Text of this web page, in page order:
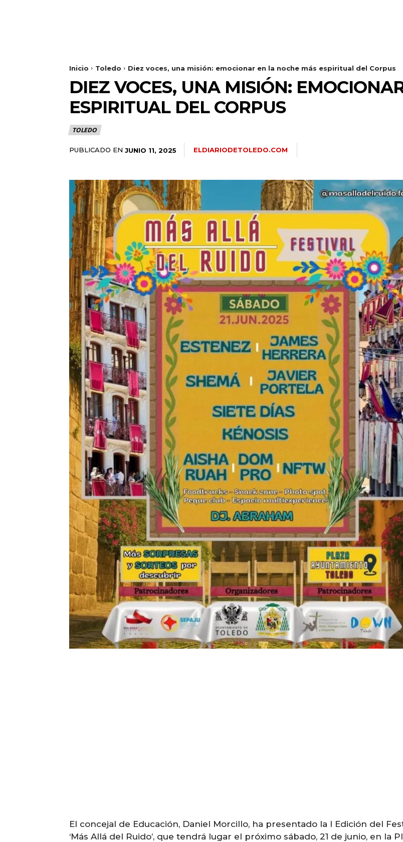
Inicio Toledo Diez voces, una misión: emocionar en la noche más espiritual del Corpus
DIEZ VOCES, UNA MISIÓN:
ESPIRITUAL DEL CORPUS
TOLEDO
PUBLICADO EN JUNIO 11, 2025 ELDIARIODETOLEDO.COM
El concejal de Educación, Daniel Morcillo, ha presentado la I Edición del
‘Más Allá del Ruido’, que tendrá lugar el próximo sábado, 21 de junio, en la